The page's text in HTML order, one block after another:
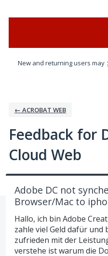
New and returning users may
← ACROBAT WEB
Feedback for
Cloud Web
Adobe DC not
Browser/Mac to
Hallo, ich bin Adobe
zahle viel Geld dafür und
zufrieden mit der
verstehe ist warum die